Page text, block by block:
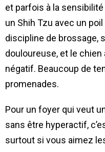
et parfois à la
un Shih Tzu avec un
discipline de brossage,
douloureuse, et le
négatif. Beaucoup de
promenades.
Pour un foyer qui veut
sans être hyperactif,
surtout si vous aimez